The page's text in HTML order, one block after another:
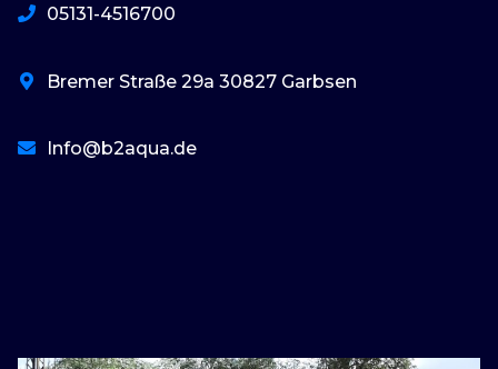
05131-4516700
Bremer Straße 29a 30827 Garbsen
Info@b2aqua.de